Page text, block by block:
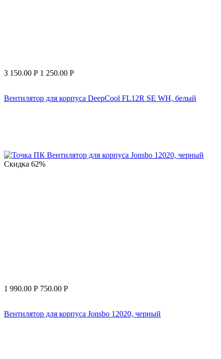
3 150.00 Р 1 250.00 Р
Вентилятор для корпуса DeepCool FL12R SE WH, белый
Скидка 62%
1 990.00 Р 750.00 Р
Вентилятор для корпуса Jonsbo 12020, черный